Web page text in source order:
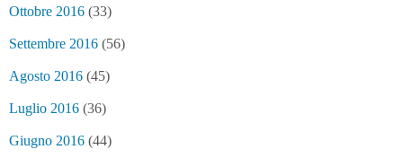
Ottobre 2016 (33)
Settembre 2016 (56)
Agosto 2016 (45)
Luglio 2016 (36)
Giugno 2016 (44)